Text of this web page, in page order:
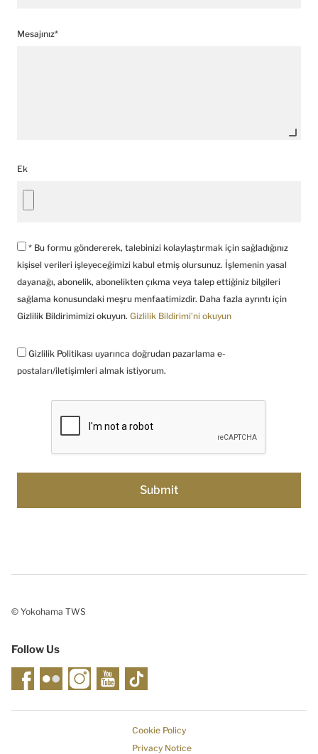
Mesajınız*
Ek
* Bu formu göndererek, talebinizi kolaylaştırmak için sağladığınız
kişisel verileri işleyeceğimizi kabul etmiş olursunuz. İşlemenin yasal
dayanağı, abonelik, abonelikten çıkma veya talep ettiğiniz bilgileri
sağlama konusundaki meşru menfaatimizdir. Daha fazla ayrıntı için
Gizlilik Bildirimimizi okuyun. Gizlilik Bildirimi’ni okuyun
Gizlilik Politikası uyarınca doğrudan pazarlama e-
postaları/iletişimleri almak istiyorum.
© Yokohama TWS
Follow Us
Cookie Policy
Privacy Notice